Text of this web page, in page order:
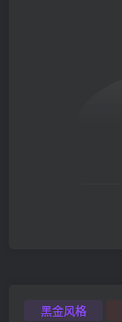
黑金风格